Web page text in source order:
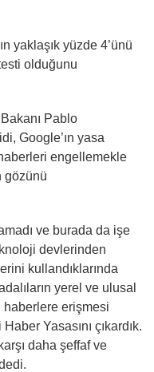
yaklaşık yüzde 4’ünü
olduğunu
Pablo
Google’ın yasa
engellemekle
gözünü
ve burada da işe
devlerinden
kullandıklarında
yerel ve ulusal
haberlere erişmesi
Yasasını çıkardık.
daha şeffaf ve